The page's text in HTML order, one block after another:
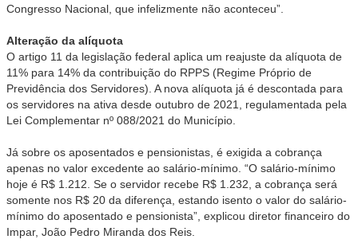
Congresso Nacional, que infelizmente não aconteceu”.
Alteração da alíquota
O artigo 11 da legislação federal aplica um reajuste da alíquota de
11% para 14% da contribuição do RPPS (Regime Próprio de
Previdência dos Servidores). A nova alíquota já é descontada para
os servidores na ativa desde outubro de 2021, regulamentada pela
Lei Complementar nº 088/2021 do Município.
Já sobre os aposentados e pensionistas, é exigida a cobrança
apenas no valor excedente ao salário-mínimo. “O salário-mínimo
hoje é R$ 1.212. Se o servidor recebe R$ 1.232, a cobrança será
somente nos R$ 20 da diferença, estando isento o valor do salário-
mínimo do aposentado e pensionista”, explicou diretor financeiro do
Impar, João Pedro Miranda dos Reis.